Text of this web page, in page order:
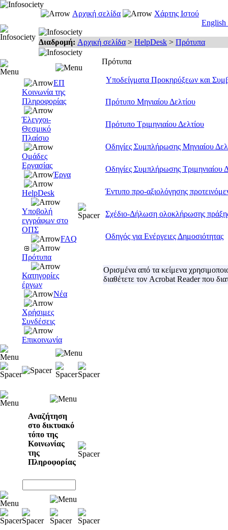
Αρχική σελίδα
Χάρτης Ιστού
English
Διαδρομή: Αρχική σελίδα > HelpDesk > Πρότυπα
ΕΠ
Κοινωνία της
Πληροφορίας
Έλεγχοι-
Θεσμικό
Πλαίσιο
Ομάδες
Εργασίας
Έργα
HelpDesk
Υποβολή
εγγράφων στο
ΟΠΣ
FAQ
Πρότυπα
Κατηγορίες
έργων
Νέα
Χρήσιμες
Συνδέσεις
Επικοινωνία
Αναζήτηση
στο δικτυακό
τόπο της
Κοινωνίας
της
Πληροφορίας
Πρότυπα
Υποδείγματα Προκηρύξεων και
Πρότυπο Μηνιαίου Δελτίου
Πρότυπο Τριμηνιαίου Δελτίου
Οδηγίες Συμπλήρωσης Μηνιαίου
Οδηγίες Συμπλήρωσης Τριμηνιαίου
Έντυπο προ-αξιολόγησης
Σχέδιο-Δήλωση ολοκλήρωσης
Οδηγός για Ενέργειες Δημοσιότητας
Ορισμένα από τα κείμενα
διαθέτετε τον Acrobat Reader που